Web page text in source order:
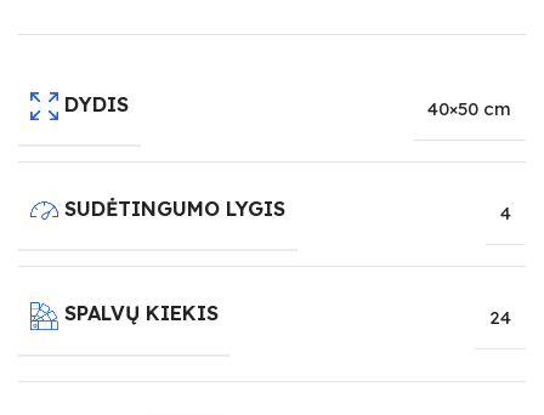
DYDIS 40×50 cm
SUDĖTINGUMO LYGIS 4
SPALVŲ KIEKIS 24